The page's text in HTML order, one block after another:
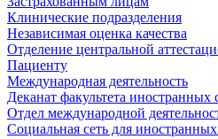
Клинические подразделения
Независимая оценка качества
Отделение центральной
Пациенту
Международная деятельность
Деканат факультета иностранных
Отдел международной
Социальная сеть для иностранных